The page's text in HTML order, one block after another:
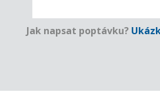
Jak napsat poptávku?